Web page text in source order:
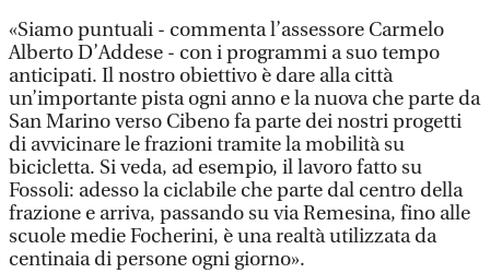
«Siamo puntuali - commenta l’assessore Carmelo
Alberto D’Addese - con i programmi a suo tempo
anticipati. Il nostro obiettivo è dare alla città
un’importante pista ogni anno e la nuova che parte da
San Marino verso Cibeno fa parte dei nostri progetti
di avvicinare le frazioni tramite la mobilità su
bicicletta. Si veda, ad esempio, il lavoro fatto su
Fossoli: adesso la ciclabile che parte dal centro della
frazione e arriva, passando su via Remesina, fino alle
scuole medie Focherini, è una realtà utilizzata da
centinaia di persone ogni giorno».